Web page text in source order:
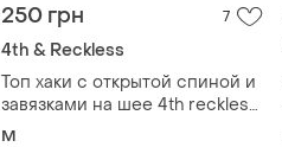
250 грн 7
4th & Reckless
Топ хаки с открытой спиной и
завязками на шее 4th reckless
размер м
M